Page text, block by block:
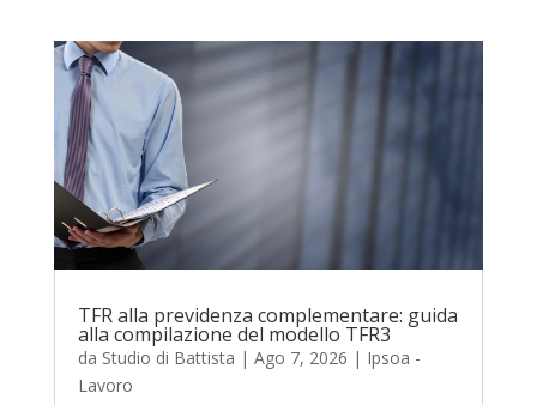
TFR alla previdenza complementare: guida
alla compilazione del modello TFR3
da Studio di Battista | Ago 7, 2026 | Ipsoa -
Lavoro